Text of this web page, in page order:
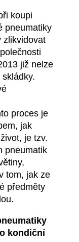
koupi
pneumatiky
zlikvidovat
již nelze
proces je
jak
je tzv.
pneumatik
tom, jak ze
předměty
kondiční